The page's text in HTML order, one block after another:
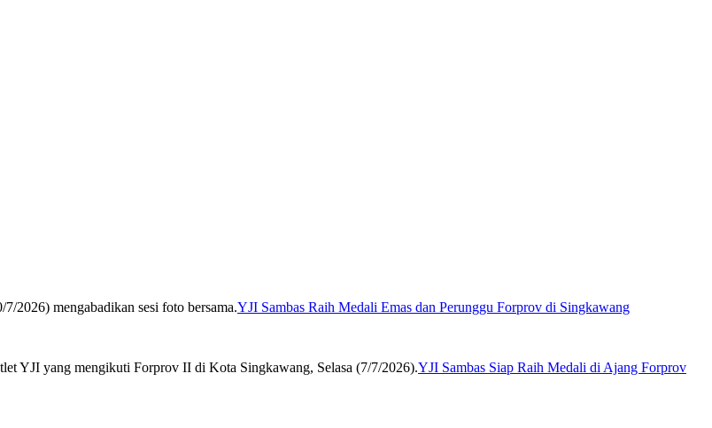
YJI Sambas Raih Medali Emas dan Perunggu Forprov di Singkawang
YJI Sambas Siap Raih Medali di Ajang Forprov